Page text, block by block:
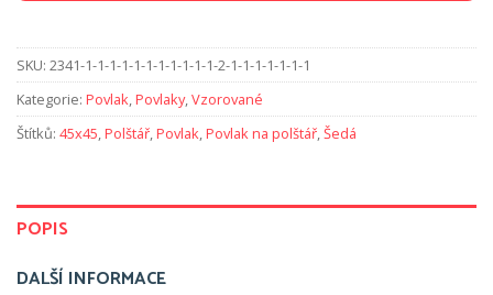
SKU: 2341-1-1-1-1-1-1-1-1-1-1-1-2-1-1-1-1-1-1-1
Kategorie: Povlak,Povlaky,Vzorované
Štítků: 45x45,Polštář,Povlak,Povlak na polštář,Šedá
POPIS
DALŠÍ INFORMACE